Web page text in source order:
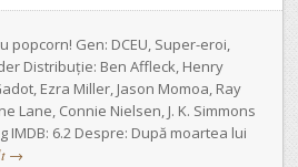
popcorn! Gen: DCEU, Super-eroi,
Distribuție: Ben Affleck, Henry
Ezra Miller, Jason Momoa, Ray
Lane, Connie Nielsen, J. K. Simmons
IMDB: 6.2 Despre: După moartea lui
→